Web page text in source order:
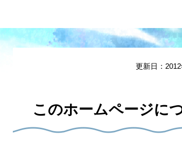
更新日：
このホームページに